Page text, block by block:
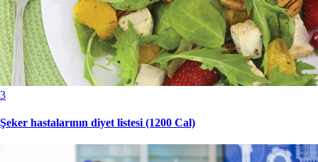
3
Şeker hastalarının diyet listesi (1200 Cal)